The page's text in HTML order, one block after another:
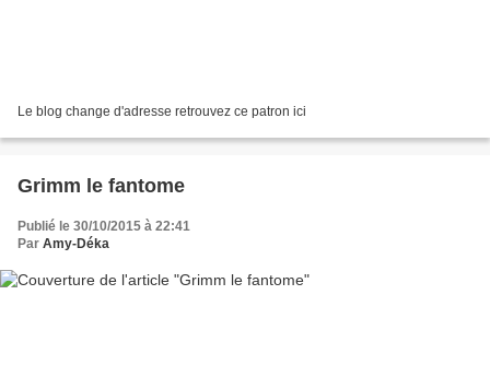
Le blog change d'adresse retrouvez ce patron ici
Grimm le fantome
Publié le 30/10/2015 à 22:41
Par Amy-Déka